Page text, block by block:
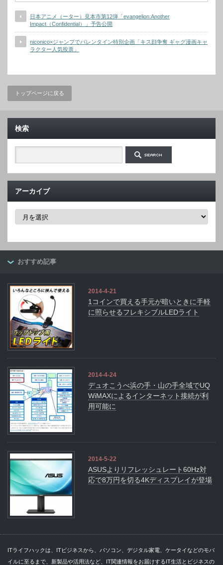
日本アニメ（ーター）見本市第12弾「evangelion:Another
Impact（Confidential）」予告公開
niconico×ジャンプでバレンタイン特別企画「キス顔争奪 ギャグ漫画キャ
ラクター人気投票」
トップページに戻る
検索
アーカイブ
ア
ブ
おすすめ記事
2014-4-21
1コインで買える手元が暗いときに手軽
に照らせるフレキシブルLEDライト
2014-4-24
デュオこうべ浜の手・山の手全域でUQ
WiMAXによるインターネット接続が利
用可能に
2014-5-22
ASUSよりリフレッシュレート60Hz対
応で8万円を切る4Kディスプレイが登場
ITライフハックは、ITビジネスから、パソコン、デジタル家電、ケータイなどのモバ
イルに至るまで、新製品や活用法など、IT関連情報をお届けするIT生活とビジネスの